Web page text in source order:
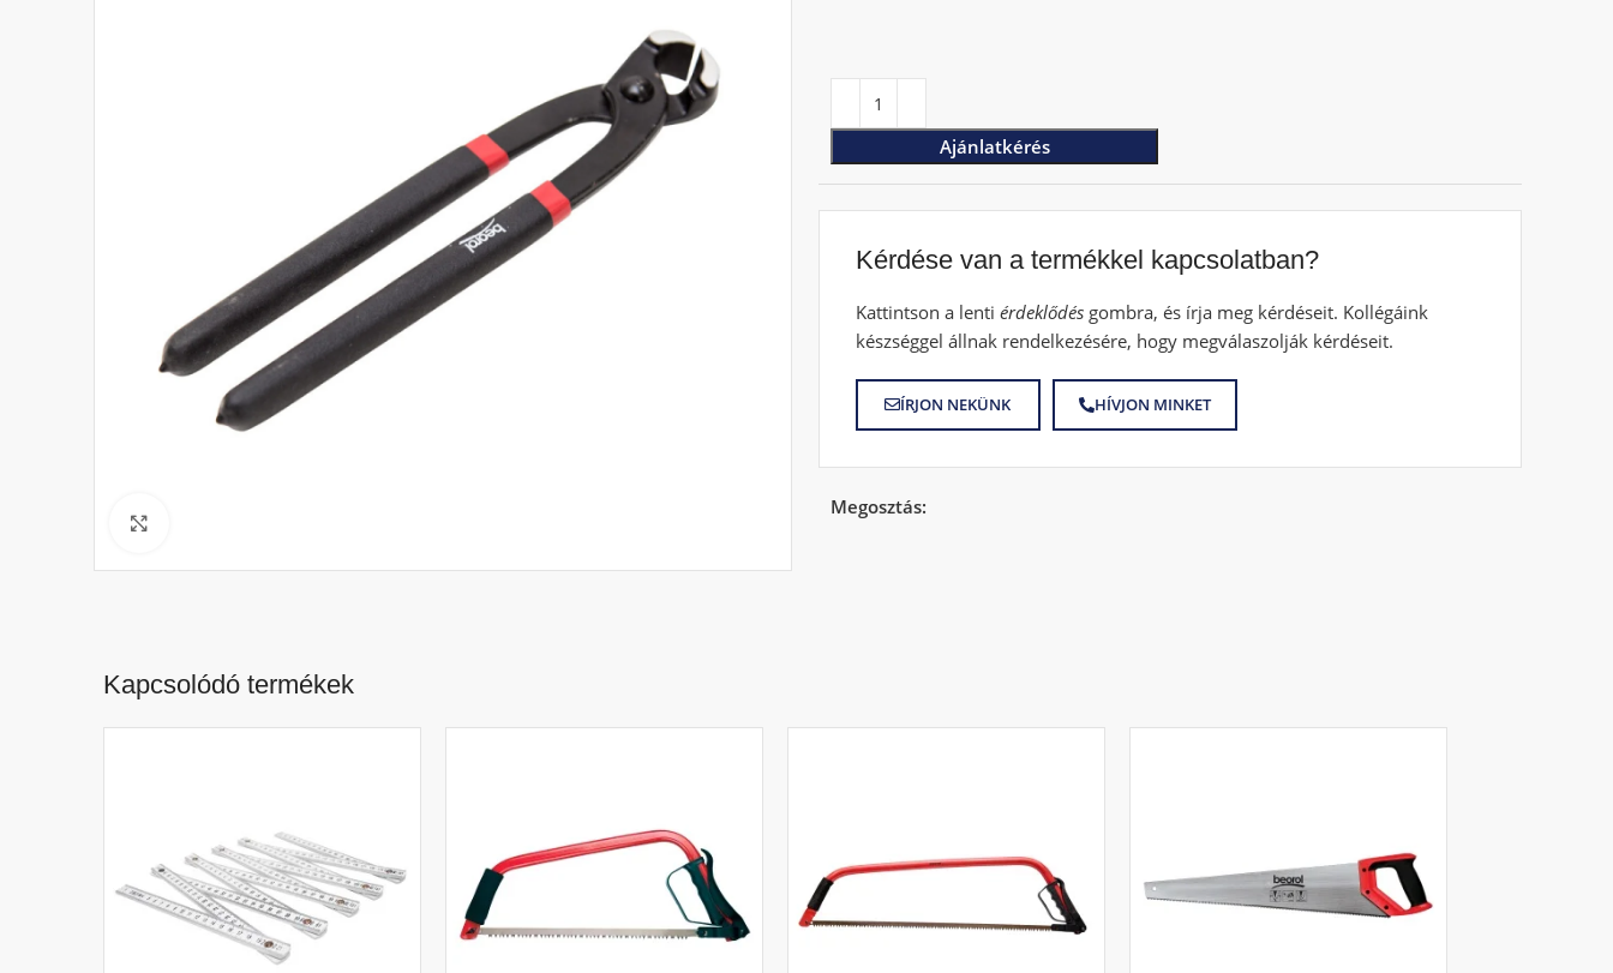
Ajánlatkérés
Kérdése van a termékkel kapcsolatban?
Kattintson a lenti érdeklődés gombra, és írja meg kérdéseit. Kollégáink
készséggel állnak rendelkezésére, hogy megválaszolják kérdéseit.
ÍRJON NEKÜNK HÍVJON MINKET
Megosztás:
Kapcsolódó termékek